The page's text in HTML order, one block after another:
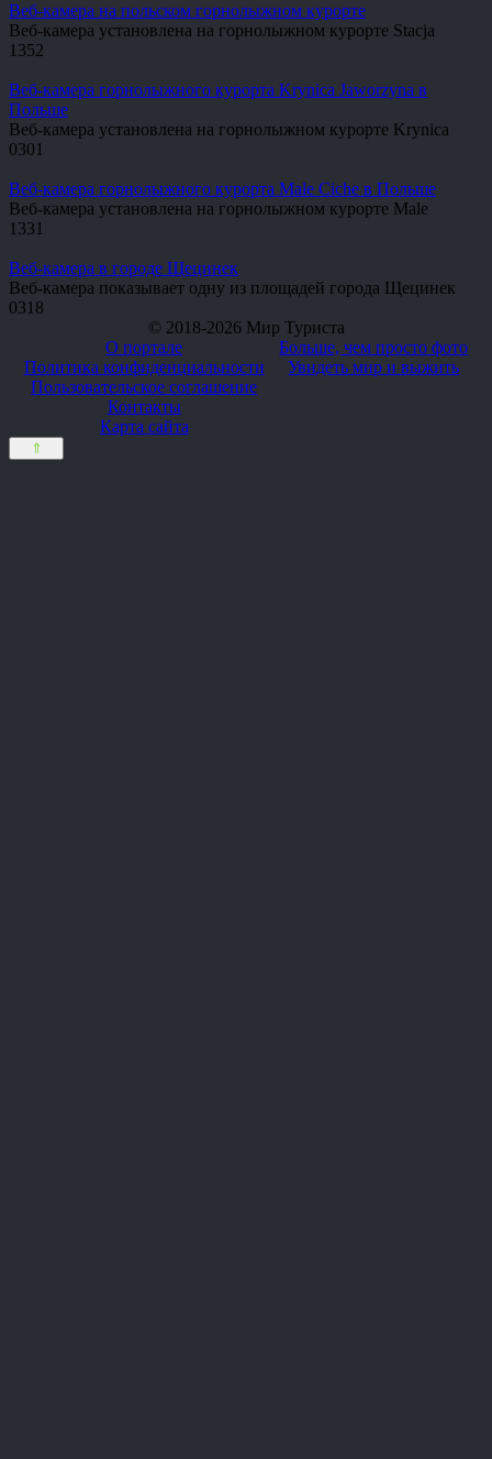
Веб-камера на польском горнолыжном курорте
Веб-камера установлена на горнолыжном курорте Stacja
1 352
Веб-камера горнолыжного курорта Krynica Jaworzyna в
Польше
Веб-камера установлена на горнолыжном курорте Krynica
0301
Веб-камера горнолыжного курорта Male Ciche в Польше
Веб-камера установлена на горнолыжном курорте Male
1 331
Веб-камера в городе Щецинек
Веб-камера показывает одну из площадей города Щецинек
0318
© 2018-2026 Мир Туриста
О портале
Политика конфиденциальности
Пользовательское соглашение
Контакты
Карта сайта
Больше, чем просто фото
Увидеть мир и выжить